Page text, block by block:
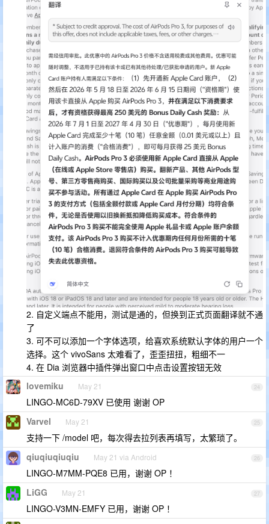
2. 自定义端点不能用，测试是通的，但换到正式页面翻译就不通
了
3. 可不可以添加一个字体选项，给喜欢系统默认字体的用户一个
选择。这个 vivoSans 太难看了，歪歪扭扭，粗细不一
4. 在 Dia 浏览器中插件弹出窗口中点击设置按钮无效
24
lovemiku May 21
LINGO-MC6D-79XV 已使用 谢谢 OP
25
Varvel May 21
支持一下 /model 吧，每次得去拉列表再填写，太繁琐了。
26
qiuqiuqiuqiu May 21 via Android
LINGO-M7MM-PQE8 已用，谢谢 OP ！
27
LiGG May 21
LINGO-V3MN-EMFY 已用，谢谢 OP ！